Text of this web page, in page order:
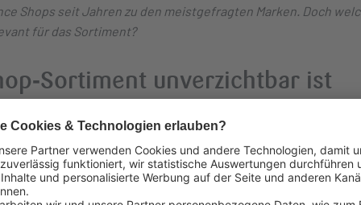
Shops seit Jahren zu den meistgefragten Marken. Doch
für das Sortiment?
unverzichtbar ist
lange Entscheidungsphase zugreifen – insbesondere bei
. Gleichzeitig ermöglicht das Sortiment von Red Bull die gezielte
Klassiker sichern den Grundumsatz, währendEditionssorten